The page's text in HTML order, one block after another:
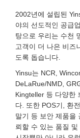
2002년에 설립된
야의 선도적인 공급
탕으로 우리는 수천
고객이 더 나은 비즈
도록 돕습니다.
Yinsu는 NCR,
DeLaRue/NMD,
Kingteller 등 다양한
다. 또한 POS기, 환
말기 등 보안 제품을
뢰할 수 있는 품질